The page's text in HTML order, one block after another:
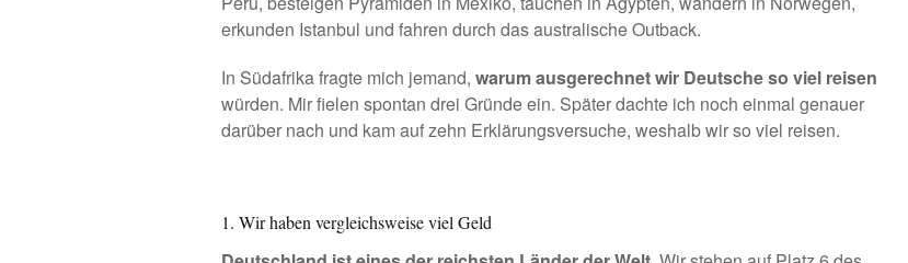
erkunden Istanbul und fahren durch das australische Outback.
In Südafrika fragte mich jemand, warum ausgerechnet wir Deutsche so viel reisen
würden. Mir fielen spontan drei Gründe ein. Später dachte ich noch einmal genauer
darüber nach und kam auf zehn Erklärungsversuche, weshalb wir so viel reisen.
1. Wir haben vergleichsweise viel Geld